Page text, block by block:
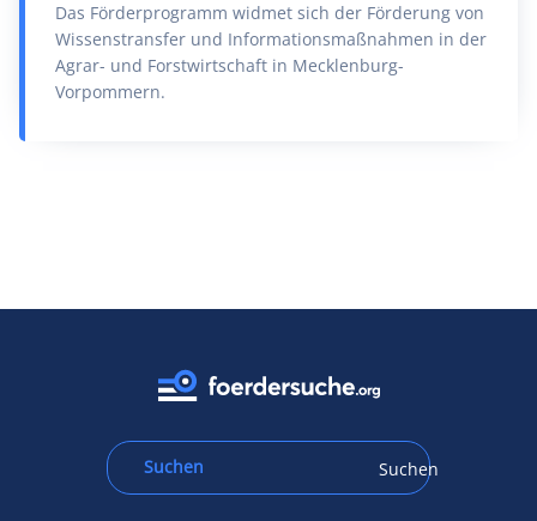
Das Förderprogramm widmet sich der Förderung von
Wissenstransfer und Informationsmaßnahmen in der
Agrar- und Forstwirtschaft in Mecklenburg-
Vorpommern.
Suchen